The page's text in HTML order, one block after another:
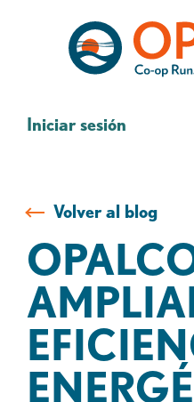
contenido
Iniciar sesión
Volver al blog